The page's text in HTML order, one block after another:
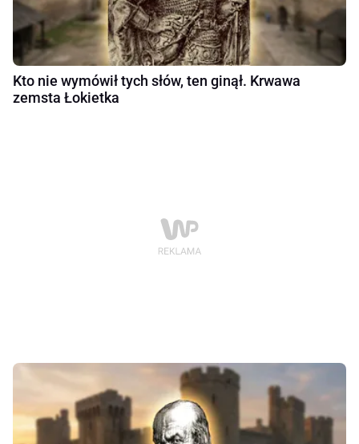
Kto nie wymówił tych słów, ten ginął. Krwawa
zemsta Łokietka